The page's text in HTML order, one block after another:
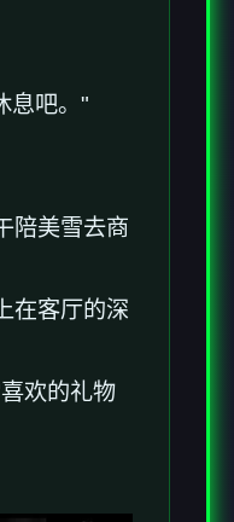
息吧。"
陪美雪去商
在客厅的深
欢的礼物